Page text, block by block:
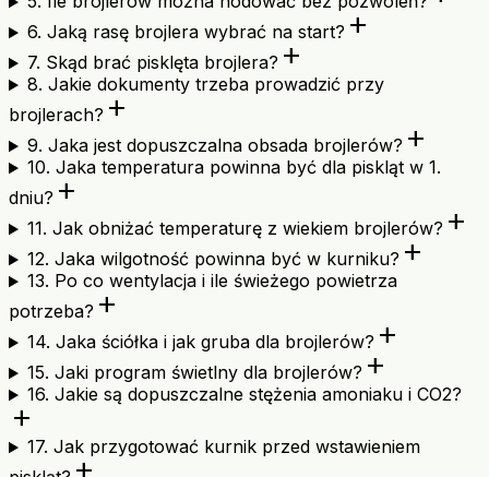
6. Jaką rasę brojlera wybrać na start? add
7. Skąd brać pisklęta brojlera? add
8. Jakie dokumenty trzeba prowadzić przy
brojlerach? add
9. Jaka jest dopuszczalna obsada brojlerów? add
10. Jaka temperatura powinna być dla piskląt w 1.
dniu? add
11. Jak obniżać temperaturę z wiekiem brojlerów? add
12. Jaka wilgotność powinna być w kurniku? add
13. Po co wentylacja i ile świeżego powietrza
potrzeba? add
14. Jaka ściółka i jak gruba dla brojlerów? add
15. Jaki program świetlny dla brojlerów? add
16. Jakie są dopuszczalne stężenia amoniaku i CO2?
add
17. Jak przygotować kurnik przed wstawieniem
add